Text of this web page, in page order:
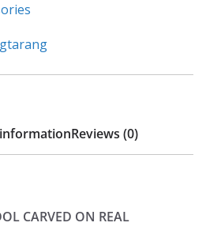
Reviews (0)
CARVED ON REAL